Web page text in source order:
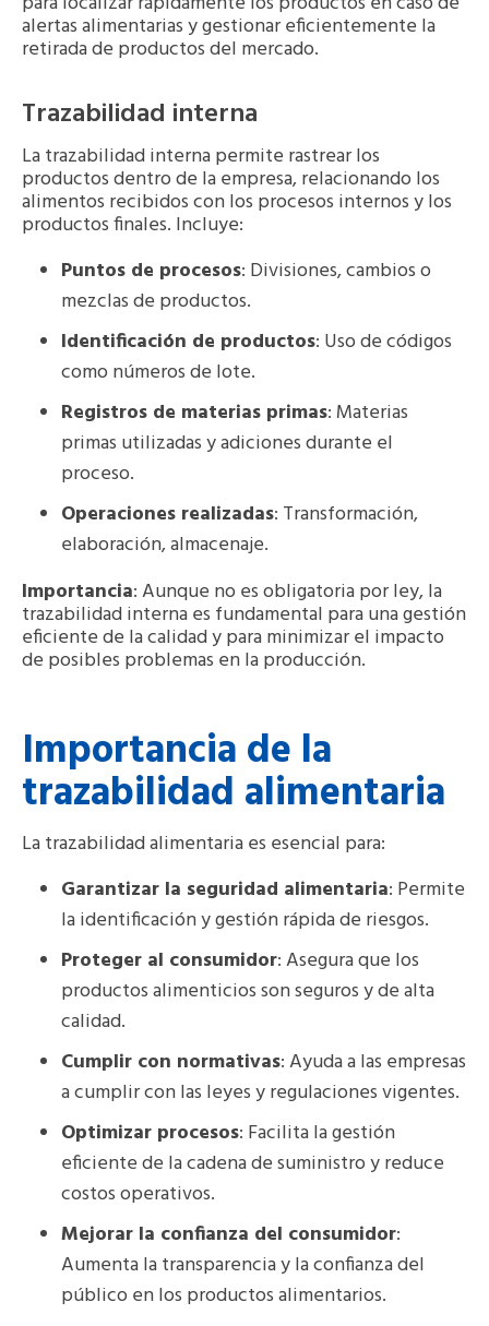
alertas alimentarias y gestionar eficientemente la
retirada de productos del mercado.
Trazabilidad interna
La trazabilidad interna permite rastrear los
productos dentro de la empresa, relacionando los
alimentos recibidos con los procesos internos y los
productos finales. Incluye:
Puntos de procesos: Divisiones, cambios o
mezclas de productos.
Identificación de productos: Uso de códigos
como números de lote.
Registros de materias primas: Materias
primas utilizadas y adiciones durante el
proceso.
Operaciones realizadas: Transformación,
elaboración, almacenaje.
Importancia: Aunque no es obligatoria por ley, la
trazabilidad interna es fundamental para una gestión
eficiente de la calidad y para minimizar el impacto
de posibles problemas en la producción.
Importancia de la
trazabilidad alimentaria
La trazabilidad alimentaria es esencial para:
Garantizar la seguridad alimentaria: Permite
la identificación y gestión rápida de riesgos.
Proteger al consumidor: Asegura que los
productos alimenticios son seguros y de alta
calidad.
Cumplir con normativas: Ayuda a las empresas
a cumplir con las leyes y regulaciones vigentes.
Optimizar procesos: Facilita la gestión
eficiente de la cadena de suministro y reduce
costos operativos.
Mejorar la confianza del consumidor:
Aumenta la transparencia y la confianza del
público en los productos alimentarios.